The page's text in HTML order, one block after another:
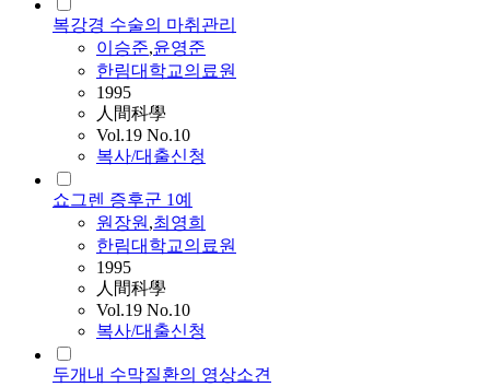
복강경 수술의 마취관리
이승준,윤영준
한림대학교의료원
1995
人間科學
Vol.19 No.10
복사/대출신청
쇼그렌 증후군 1예
원장원,최영희
한림대학교의료원
1995
人間科學
Vol.19 No.10
복사/대출신청
두개내 수막질환의 영상소견